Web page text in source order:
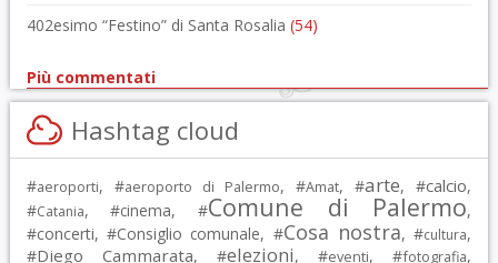
402esimo “Festino” di Santa Rosalia (54)
Più commentati
Hashtag cloud
#aeroporti, #aeroporto di Palermo, #Amat, #arte, #calcio,
#Catania, #cinema, #Comune di Palermo,
#concerti, #Consiglio comunale, #Cosa nostra, #cultura,
#Diego Cammarata, #elezioni, #eventi, #fotografia,